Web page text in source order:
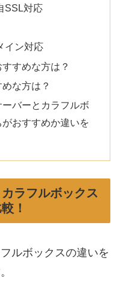
SSL対応
イン対応
すめな方は？
な方は？
ーバーとカラフルボ
おすすめか違いを
ラフルボックス
！
ルボックスの違いを